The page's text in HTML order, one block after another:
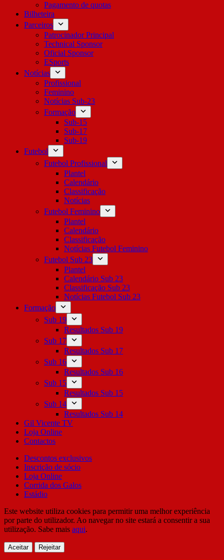
Pagamento de quotas
Bilheteira
Parceiros
Patrocinador Principal
Technical Sponsor
Oficial Sponsor
ESports
Notícias
Profissional
Feminino
Notícias Sub-23
Formação
Sub-15
Sub-17
Sub-19
Futebol
Futebol Profissional
Plantel
Calendário
Classificação
Notícias
Futebol Feminino
Plantel
Calendário
Classificação
Notícias Futebol Feminino
Futebol Sub 23
Plantel
Calendário Sub 23
Classificação Sub 23
Notícias Futebol Sub 23
Formação
Sub 19
Resultados Sub 19
Sub 17
Resultados Sub 17
Sub 16
Resultados Sub 16
Sub 15
Resultados Sub 15
Sub 14
Resultados Sub 14
Gil Vicente TV
Loja Online
Contactos
Descontos exclusivos
Inscrição de sócio
Loja Online
Corrida dos Galos
Estádio
Este website utiliza cookies para permitir uma melhor experiência
por parte do utilizador. Ao navegar no site estará a consentir a sua
utilização. Sabe mais aqui.
Aceitar Rejeitar